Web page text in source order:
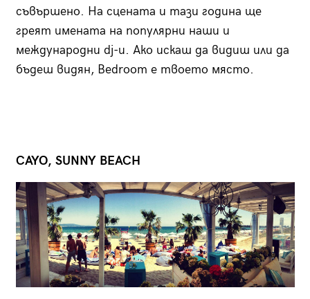
съвършено. На сцената и тази година ще
греят имената на популярни наши и
международни dj-и. Ако искаш да видиш или да
бъдеш видян, Bedroom е твоето място.
CAYO, SUNNY BEACH